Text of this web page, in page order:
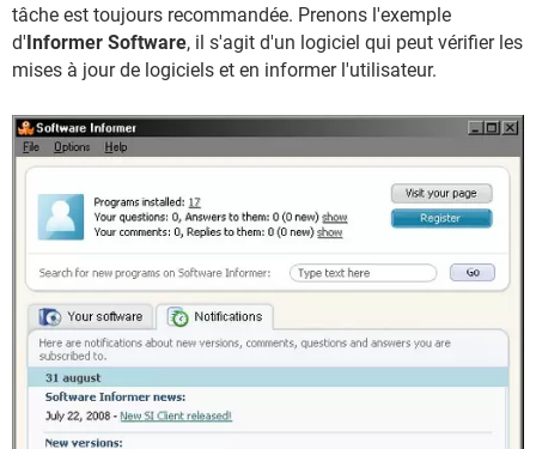
tâche est toujours recommandée. Prenons l'exemple
d'Informer Software, il s'agit d'un logiciel qui peut vérifier les
mises à jour de logiciels et en informer l'utilisateur.